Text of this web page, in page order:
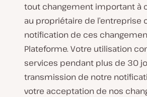
tout changement important à
au propriétaire de l’entreprise
notification de ces
Plateforme. Votre utilisation
services pendant plus de 30
transmission de notre
votre acceptation de nos